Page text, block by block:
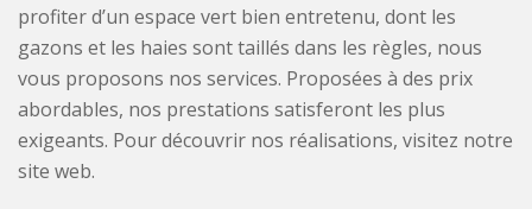
profiter d’un espace vert bien entretenu, dont les
gazons et les haies sont taillés dans les règles, nous
vous proposons nos services. Proposées à des prix
abordables, nos prestations satisferont les plus
exigeants. Pour découvrir nos réalisations, visitez notre
site web.